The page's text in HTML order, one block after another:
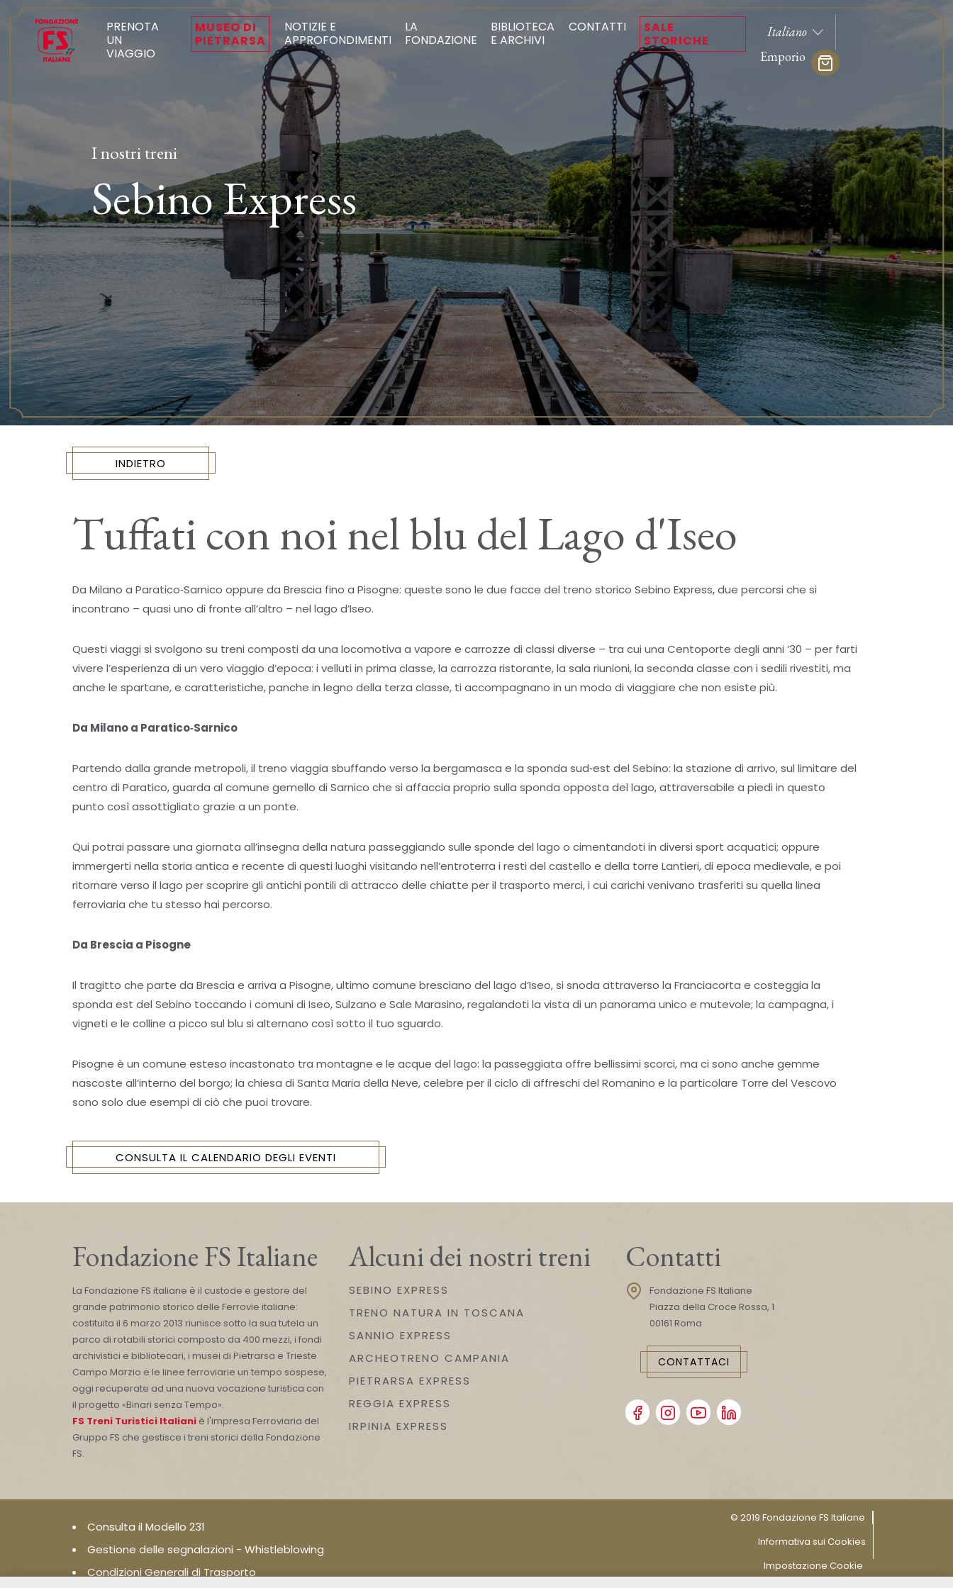
PRENOTA
UN
VIAGGIO
MUSEO DI
PIETRARSA
NOTIZIE E
APPROFONDIMENTI
LA
FONDAZIONE
BIBLIOTECA
E ARCHIVI
CONTATTI
SALE
STORICHE
Emporio
I nostri treni
Sebino Express
INDIETRO
Tuffati con noi nel blu del Lago d'Iseo
Da Milano a Paratico‐Sarnico oppure da Brescia fino a Pisogne: queste sono le due facce del treno storico Sebino Express, due percorsi che si
incontrano – quasi uno di fronte all’altro – nel lago d’Iseo.
Questi viaggi si svolgono su treni composti da una locomotiva a vapore e carrozze di classi diverse – tra cui una Centoporte degli anni ’30 – per farti
vivere l’esperienza di un vero viaggio d’epoca: i velluti in prima classe, la carrozza ristorante, la sala riunioni, la seconda classe con i sedili rivestiti, ma
anche le spartane, e caratteristiche, panche in legno della terza classe, ti accompagnano in un modo di viaggiare che non esiste più.
Da Milano a Paratico‐Sarnico
Partendo dalla grande metropoli, il treno viaggia sbuffando verso la bergamasca e la sponda sud‐est del Sebino: la stazione di arrivo, sul limitare del
centro di Paratico, guarda al comune gemello di Sarnico che si affaccia proprio sulla sponda opposta del lago, attraversabile a piedi in questo
punto così assottigliato grazie a un ponte.
Qui potrai passare una giornata all’insegna della natura passeggiando sulle sponde del lago o cimentandoti in diversi sport acquatici; oppure
immergerti nella storia antica e recente di questi luoghi visitando nell’entroterra i resti del castello e della torre Lantieri, di epoca medievale, e poi
ritornare verso il lago per scoprire gli antichi pontili di attracco delle chiatte per il trasporto merci, i cui carichi venivano trasferiti su quella linea
ferroviaria che tu stesso hai percorso.
Da Brescia a Pisogne
Il tragitto che parte da Brescia e arriva a Pisogne, ultimo comune bresciano del lago d’Iseo, si snoda attraverso la Franciacorta e costeggia la
sponda est del Sebino toccando i comuni di Iseo, Sulzano e Sale Marasino, regalandoti la vista di un panorama unico e mutevole; la campagna, i
vigneti e le colline a picco sul blu si alternano così sotto il tuo sguardo.
Pisogne è un comune esteso incastonato tra montagne e le acque del lago: la passeggiata offre bellissimi scorci, ma ci sono anche gemme
nascoste all’interno del borgo; la chiesa di Santa Maria della Neve, celebre per il ciclo di affreschi del Romanino e la particolare Torre del Vescovo
sono solo due esempi di ciò che puoi trovare.
CONSULTA IL CALENDARIO DEGLI EVENTI
Fondazione FS Italiane
La Fondazione FS italiane è il custode e gestore del
grande patrimonio storico delle Ferrovie italiane:
costituita il 6 marzo 2013 riunisce sotto la sua tutela un
parco di rotabili storici composto da 400 mezzi, i fondi
archivistici e bibliotecari, i musei di Pietrarsa e Trieste
Campo Marzio e le linee ferroviarie un tempo sospese,
oggi recuperate ad una nuova vocazione turistica con
il progetto «Binari senza Tempo».
FS Treni Turistici Italiani è l'impresa Ferroviaria del
Gruppo FS che gestisce i treni storici della Fondazione
FS.
Alcuni dei nostri treni
SEBINO EXPRESS
TRENO NATURA IN TOSCANA
SANNIO EXPRESS
ARCHEOTRENO CAMPANIA
PIETRARSA EXPRESS
REGGIA EXPRESS
IRPINIA EXPRESS
Contatti
Fondazione FS Italiane
Piazza della Croce Rossa, 1
00161 Roma
CONTATTACI
Consulta il Modello 231
Gestione delle segnalazioni - Whistleblowing
Condizioni Generali di Trasporto
© 2019 Fondazione FS Italiane
Informativa sui Cookies
Impostazione Cookie